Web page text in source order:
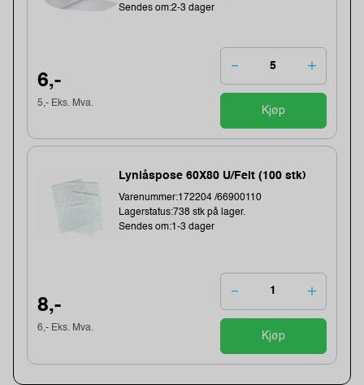
Sendes om:2-3 dager
6,-
5,- Eks. Mva.
Kjøp
Lynlåspose 60X80 U/Felt (100 stk)
Varenummer:172204 /66900110
Lagerstatus:738 stk på lager.
Sendes om:1-3 dager
8,-
6,- Eks. Mva.
Kjøp